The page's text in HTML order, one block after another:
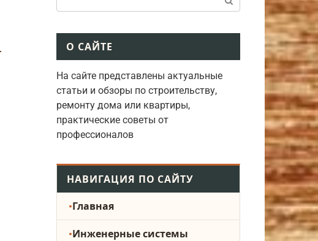
О САЙТЕ
На сайте представлены актуальные
статьи и обзоры по строительству,
ремонту дома или квартиры,
практические советы от
профессионалов
НАВИГАЦИЯ ПО САЙТУ
Главная
Инженерные системы